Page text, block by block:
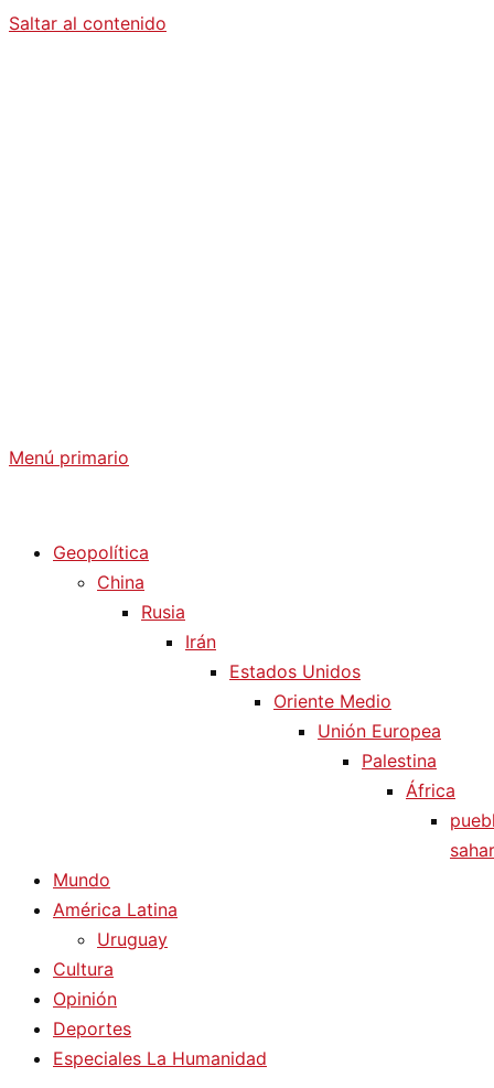
Saltar al contenido
Menú primario
Geopolítica
China
Rusia
Irán
Estados Unidos
Oriente Medio
Unión Europea
Palestina
África
Mundo
América Latina
Uruguay
Cultura
Opinión
Deportes
Especiales La Humanidad